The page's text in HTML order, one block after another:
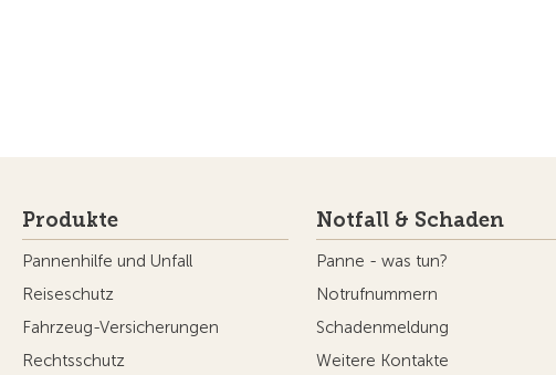
Produkte
Pannenhilfe und Unfall
Reiseschutz
Fahrzeug-Versicherungen
Rechtsschutz
Notfall & Schaden
Panne - was tun?
Notrufnummern
Schadenmeldung
Weitere Kontakte